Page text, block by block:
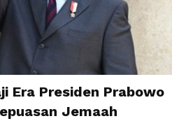
Era Presiden Prabowo
Jemaah